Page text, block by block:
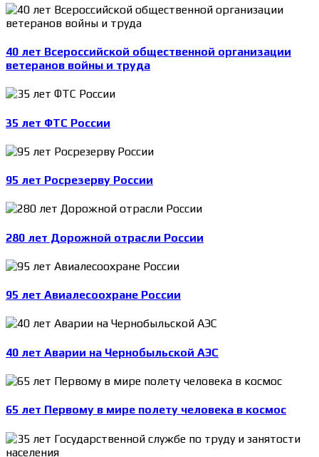
40 лет Всероссийской общественной организации
ветеранов войны и труда
35 лет ФТС России
95 лет Росрезерву России
280 лет Дорожной отрасли России
95 лет Авиалесоохране России
40 лет Аварии на Чернобыльской АЭС
65 лет Первому в мире полету человека в космос